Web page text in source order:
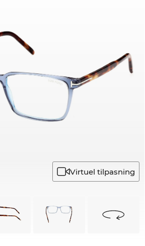
Virtuel tilpasning